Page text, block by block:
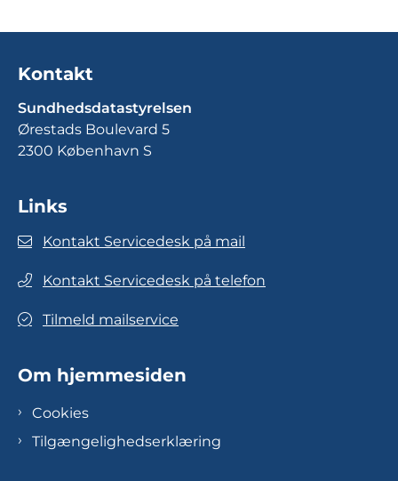
Kontakt
Sundhedsdatastyrelsen
Ørestads Boulevard 5
2300 København S
Links
Kontakt Servicedesk på mail
Kontakt Servicedesk på telefon
Tilmeld mailservice
Om hjemmesiden
Cookies
Tilgængelighedserklæring